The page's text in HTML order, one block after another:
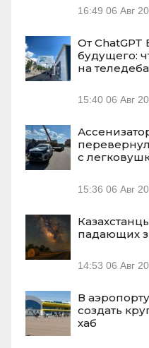
16:49 06 Авг
От
будущего:
на
15:40 06 Авг
с
15:36 06 Авг
падающих
14:53 06 Авг
В
создать
хаб